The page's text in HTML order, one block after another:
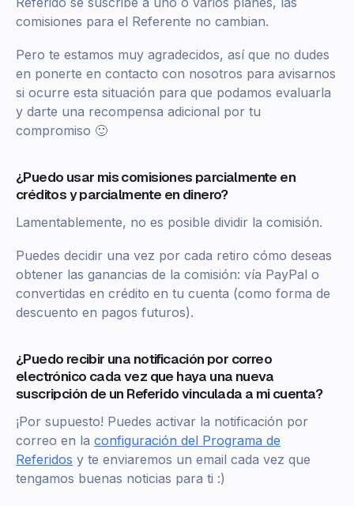
comisiones para el Referente no cambian.
Pero te estamos muy agradecidos, así que no dudes
en ponerte en contacto con nosotros para avisarnos
si ocurre esta situación para que podamos evaluarla
y darte una recompensa adicional por tu
compromiso 🙂
¿Puedo usar mis comisiones parcialmente en
créditos y parcialmente en dinero?
Lamentablemente, no es posible dividir la comisión.
Puedes decidir una vez por cada retiro cómo deseas
obtener las ganancias de la comisión: vía PayPal o
convertidas en crédito en tu cuenta (como forma de
descuento en pagos futuros).
¿Puedo recibir una notificación por correo
electrónico cada vez que haya una nueva
suscripción de un Referido vinculada a mi cuenta?
¡Por supuesto! Puedes activar la notificación por
correo en la configuración del Programa de
Referidos y te enviaremos un email cada vez que
tengamos buenas noticias para ti :)